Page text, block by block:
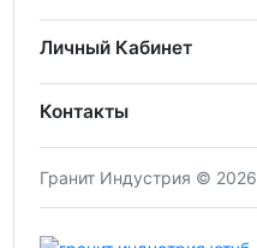
Личный Кабинет
Контакты
Гранит Индустрия © 2026